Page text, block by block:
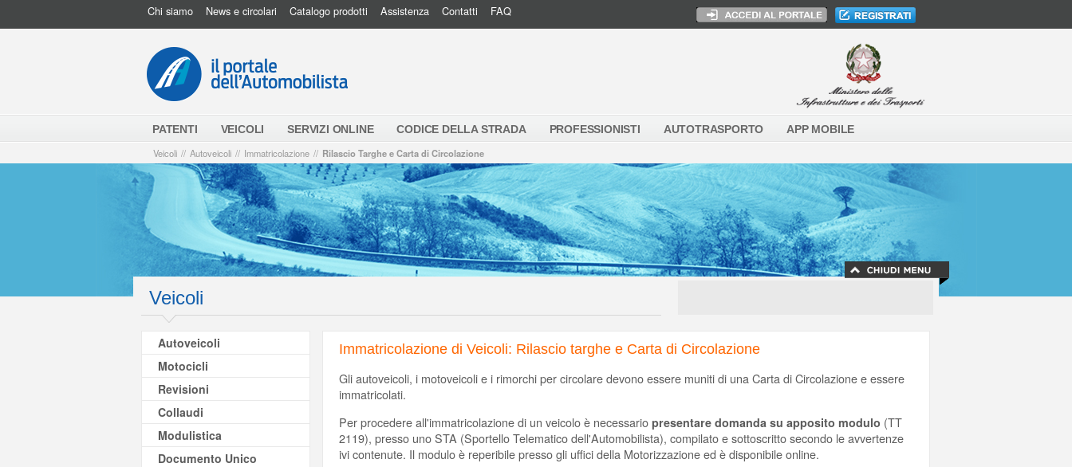
Chi siamo News e circolari Catalogo prodotti Assistenza Contatti FAQ
PATENTI VEICOLI SERVIZI ONLINE CODICE DELLA STRADA PROFESSIONISTI AUTOTRASPORTO
APP MOBILE
Veicoli // Autoveicoli // Immatricolazione // Rilascio Targhe e Carta di Circolazione
Veicoli
Autoveicoli
Motocicli
Revisioni
Collaudi
Modulistica
Documento Unico
Immatricolazione di Veicoli: Rilascio targhe e Carta di Circolazione
Gli autoveicoli, i motoveicoli e i rimorchi per circolare devono essere muniti di una Carta di Circolazione e essere
immatricolati.
Per procedere all'immatricolazione di un veicolo è necessario presentare domanda su apposito modulo (TT
2119), presso uno STA (Sportello Telematico dell'Automobilista), compilato e sottoscritto secondo le avvertenze
ivi contenute. Il modulo è reperibile presso gli uffici della Motorizzazione ed è disponibile online.